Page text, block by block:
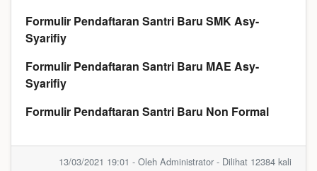
Formulir Pendaftaran Santri Baru SMK Asy-
Syarifiy
Formulir Pendaftaran Santri Baru MAE Asy-
Syarifiy
Formulir Pendaftaran Santri Baru Non Formal
13/03/2021 19:01 - Oleh Administrator - Dilihat 12384 kali